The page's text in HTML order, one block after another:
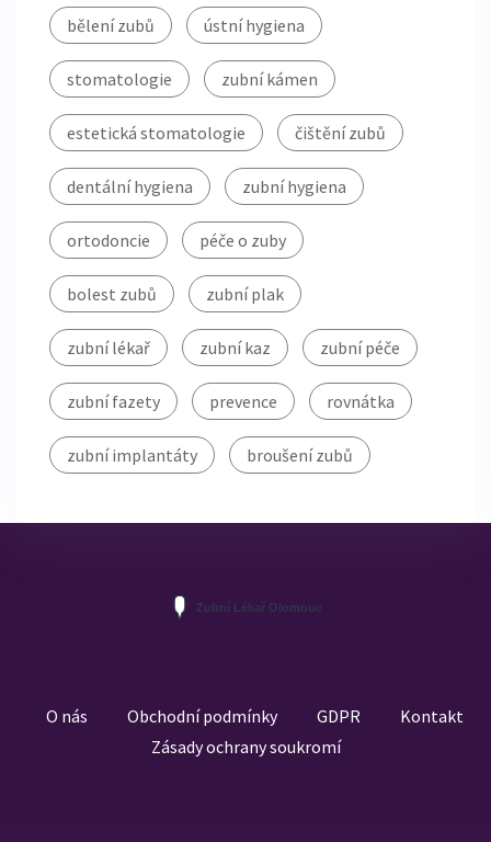
bělení zubů ústní hygiena
stomatologie zubní kámen
estetická stomatologie čištění zubů
dentální hygiena zubní hygiena
ortodoncie péče o zuby
bolest zubů zubní plak
zubní lékař zubní kaz zubní péče
zubní fazety prevence rovnátka
zubní implantáty broušení zubů
O nás Obchodní podmínky GDPR
Kontakt
Zásady ochrany soukromí